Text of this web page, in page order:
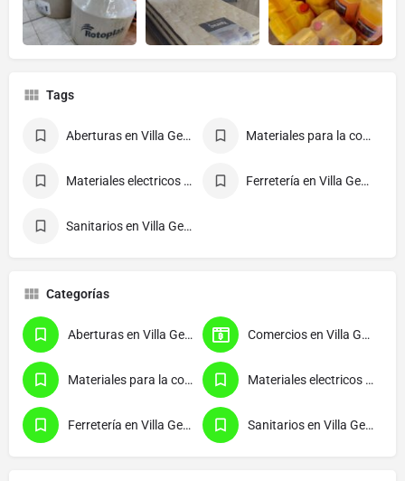
Tags
Aberturas en Villa Gesell Materiales para la construcción en Villa Gesell
Materiales electricos en Villa Gesell Ferretería en Villa Gesell
Sanitarios en Villa Gesell
Categorías
Aberturas en Villa Gesell Comercios en Villa Gesell
Materiales para la construcción en Villa Gesell Materiales electricos en Villa Gesell
Ferretería en Villa Gesell Sanitarios en Villa Gesell